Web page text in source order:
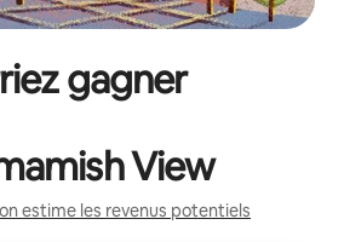
gagner
View
estime les revenus potentiels